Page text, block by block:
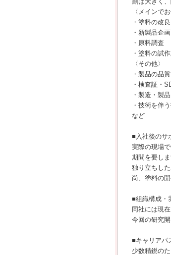
〈メインでお
・塗料の改良
・新製品企
・原料調査
・塗料の試
〈その他〉
・製品の品
・検査証・
・製造・製
・技術を伴
など
■入社後のサ
実際の現場
期間を要し
独り立ちし
尚、塗料の
■組織構成・
同社には現
今回の研究
■キャリアパ
少数精鋭の